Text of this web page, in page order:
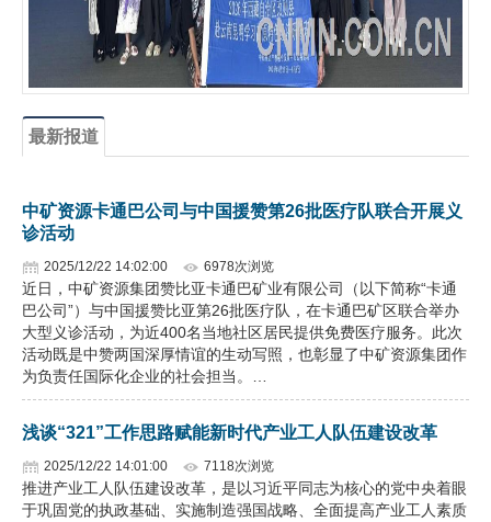
行情报价
最新报道
中矿资源卡通巴公司与中国援赞第26批医疗队联合开展义
诊活动
2025/12/22 14:02:00 6978次浏览
近日，中矿资源集团赞比亚卡通巴矿业有限公司（以下简称“卡通
巴公司”）与中国援赞比亚第26批医疗队，在卡通巴矿区联合举办
大型义诊活动，为近400名当地社区居民提供免费医疗服务。此次
活动既是中赞两国深厚情谊的生动写照，也彰显了中矿资源集团作
为负责任国际化企业的社会担当。…
浅谈“321”工作思路赋能新时代产业工人队伍建设改革
2025/12/22 14:01:00 7118次浏览
推进产业工人队伍建设改革，是以习近平同志为核心的党中央着眼
于巩固党的执政基础、实施制造强国战略、全面提高产业工人素质